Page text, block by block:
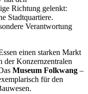
Richtung gelenkt:
Stadtquartiere.
Verantwortung
einen starken Markt
der Konzernzentralen
Museum Folkwang –
für den